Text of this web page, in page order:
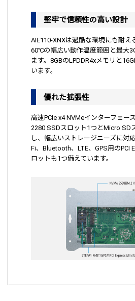
堅牢で信頼性の高い設計
AIE110-XNXは過酷な環境にも耐え
60℃の幅広い動作温度範囲と最大
ます。8GBのLPDDR4xメモリと
います。
優れた拡張性
高速PCIe x4 NVMeインターフェー
2280 SSDスロット1つとMicro SD
し、幅広いストレージニーズに対
Fi、Bluetooth、LTE、GPS用のPCI
ロットも1つ備えています。